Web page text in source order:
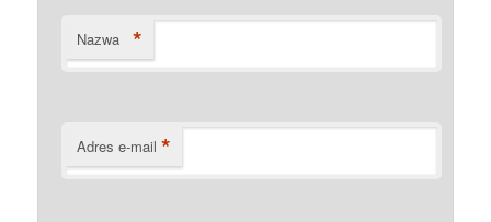
Nazwa *
Adres e-mail *